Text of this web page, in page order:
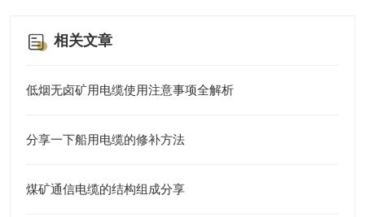
相关文章
低烟无卤矿用电缆使用注意事项全解析
分享一下船用电缆的修补方法
煤矿通信电缆的结构组成分享